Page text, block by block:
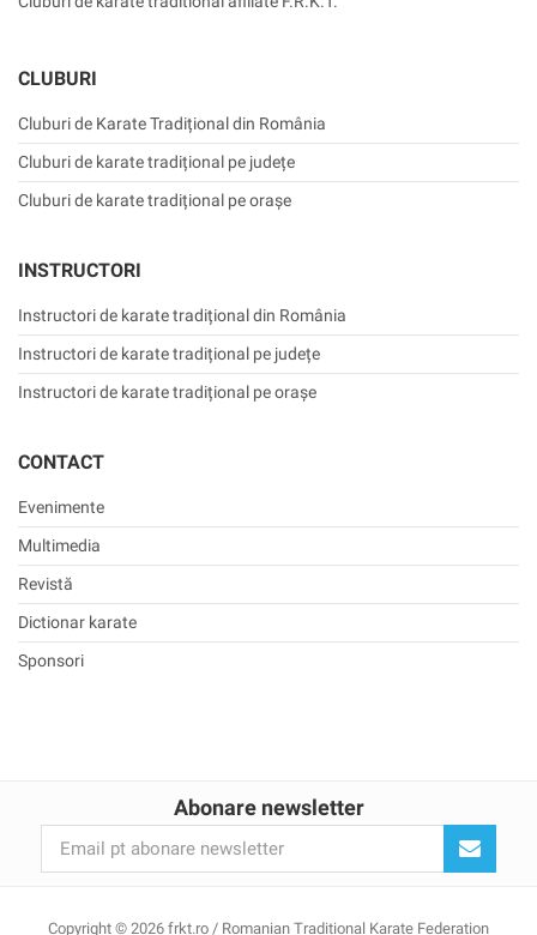
CLUBURI
Cluburi de Karate Tradițional din România
Cluburi de karate tradițional pe județe
Cluburi de karate tradițional pe orașe
INSTRUCTORI
Instructori de karate tradițional din România
Instructori de karate tradițional pe județe
Instructori de karate tradițional pe orașe
CONTACT
Evenimente
Multimedia
Revistă
Dictionar karate
Sponsori
Abonare newsletter
Copyright © 2026 frkt.ro / Romanian Traditional Karate Federation